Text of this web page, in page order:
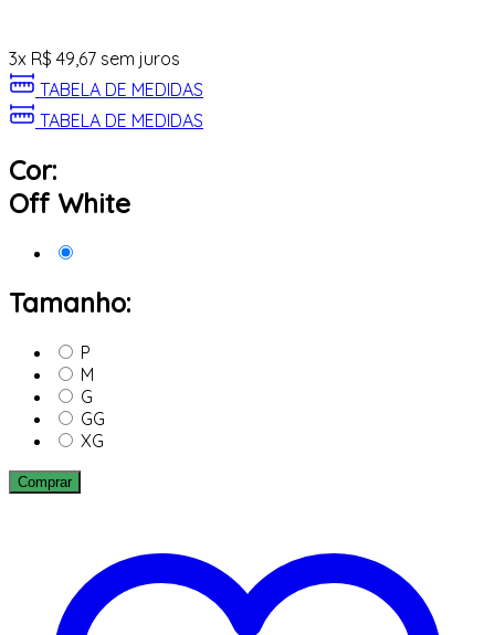
3x R$ 49,67 sem juros
TABELA DE MEDIDAS
TABELA DE MEDIDAS
Cor:
Off White
Tamanho:
P
M
G
GG
XG
Comprar